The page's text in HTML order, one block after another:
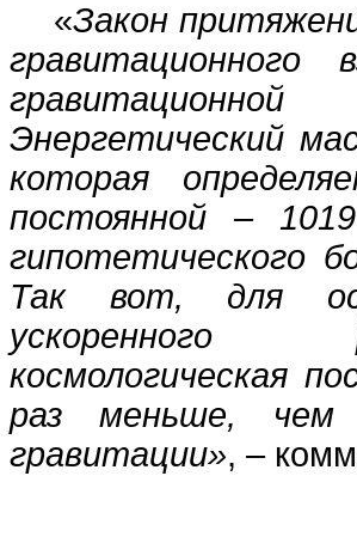
«Закон
гравитационного
Энергетический
которая
постоянной –
гипотетического
Так вот, для
ускоренного
космологическая
раз меньше, чем
гравитации», –